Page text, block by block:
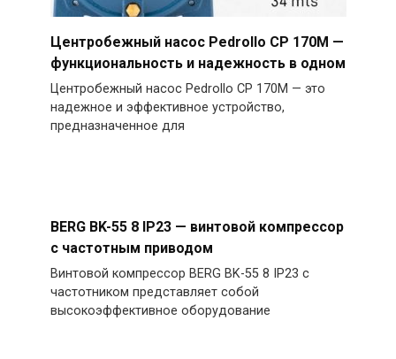
Центробежный насос Pedrollo CP 170M —
функциональность и надежность в одном
Центробежный насос Pedrollo CP 170M — это
надежное и эффективное устройство,
предназначенное для
BERG BK-55 8 IP23 — винтовой компрессор
с частотным приводом
Винтовой компрессор BERG BK-55 8 IP23 с
частотником представляет собой
высокоэффективное оборудование